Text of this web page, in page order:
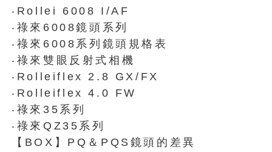
‧Rollei 6008 I/AF
‧祿來6008鏡頭系列
‧祿來6008系列鏡頭規格表
‧祿來雙眼反射式相機
‧Rolleiflex 2.8 GX/FX
‧Rolleiflex 4.0 FW
‧祿來35系列
‧祿來QZ35系列
【BOX】PQ＆PQS鏡頭的差異